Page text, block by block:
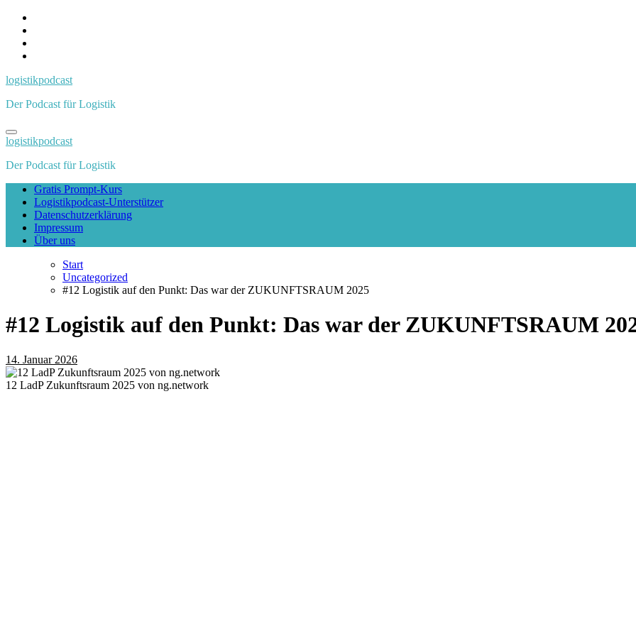
Zum
Inhalt
springen
logistikpodcast
Der Podcast für Logistik
logistikpodcast
Der Podcast für Logistik
Gratis Prompt-Kurs
Logistikpodcast-Unterstützer
Datenschutzerklärung
Impressum
Über uns
Start
Uncategorized
#12 Logistik auf den Punkt: Das war der ZUKUNFTSRAUM 2025
#12 Logistik auf den Punkt: Das war der ZUKUNFTSRAUM
14. Januar 2026
12 LadP Zukunftsraum 2025 von ng.network